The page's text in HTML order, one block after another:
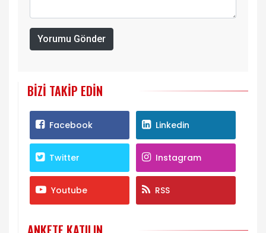
Yorumu Gönder
BIZI TAKIP EDIN
Facebook Linkedin
Twitter Instagram
Youtube RSS